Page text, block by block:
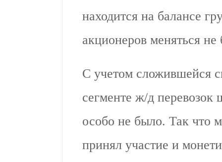
находится на балансе
акционеров меняться не
С учетом сложившейся
сегменте ж/д
особо не было. Так что
принял участие и